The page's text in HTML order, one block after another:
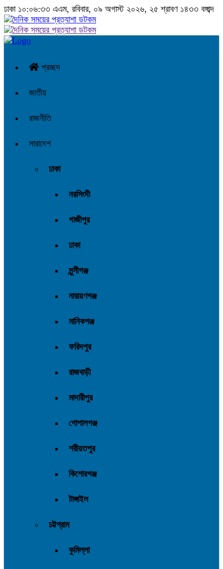
ঢাকা ১০:০৬:৩৪ এএম, রবিবার, ০৯ অগাস্ট ২০২৬, ২৫ শ্রাবণ ১৪৩৩ বঙ্গাব্দ
প্রচ্ছদ
জাতীয়
রাজনীতি
সারাদেশ
ঢাকা
নরসিংদী
গাজীপুর
ঢাকা
মুন্সীগঞ্জ
নারায়ণগঞ্জ
মানিকগঞ্জ
ফরিদপুর
রাজবাড়ী
মাদারীপুর
গোপালগঞ্জ
শরীয়তপুর
কিশোরগঞ্জ
টাঙ্গাইল
চট্টগ্রাম
কুমিল্লা